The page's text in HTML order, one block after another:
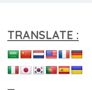
TRANSLATE :